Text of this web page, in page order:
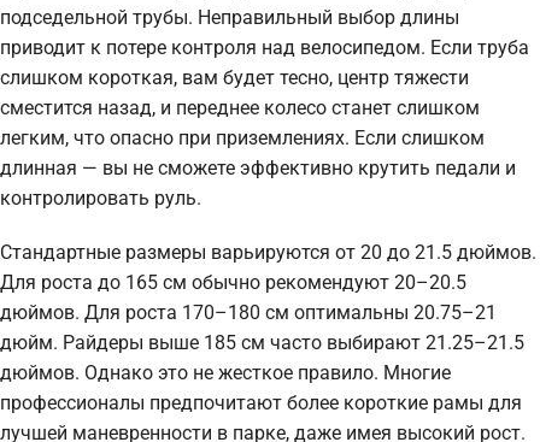
подседельной трубы. Неправильный выбор длины
приводит к потере контроля над велосипедом. Если труба
слишком короткая, вам будет тесно, центр тяжести
сместится назад, и переднее колесо станет слишком
легким, что опасно при приземлениях. Если слишком
длинная — вы не сможете эффективно крутить педали и
контролировать руль.
Стандартные размеры варьируются от 20 до 21.5 дюймов.
Для роста до 165 см обычно рекомендуют 20–20.5
дюймов. Для роста 170–180 см оптимальны 20.75–21
дюйм. Райдеры выше 185 см часто выбирают 21.25–21.5
дюймов. Однако это не жесткое правило. Многие
профессионалы предпочитают более короткие рамы для
лучшей маневренности в парке, даже имея высокий рост.